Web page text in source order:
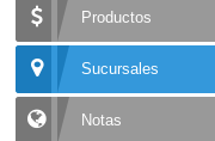
Productos
Sucursales
Notas